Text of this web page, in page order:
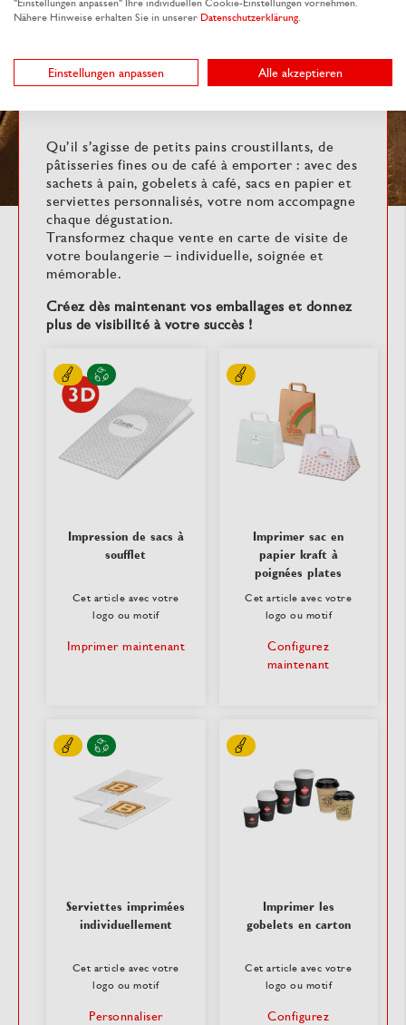
Vos produits de boulangerie méritent
plus qu’un emballage standard –
Qu’il s’agisse de petits pains croustillants, de
pâtisseries fines ou de café à emporter : avec des
sachets à pain, gobelets à café, sacs en papier et
serviettes personnalisés, votre nom accompagne
chaque dégustation.
Transformez chaque vente en carte de visite de
votre boulangerie – individuelle, soignée et
mémorable.
Créez dès maintenant vos emballages et donnez
plus de visibilité à votre succès !
Impression de sacs à
soufflet
Cet article avec votre
logo ou motif
Imprimer maintenant
Imprimer sac en
papier kraft à
poignées plates
Cet article avec votre
logo ou motif
Configurez
maintenant
Serviettes imprimées
individuellement
Cet article avec votre
logo ou motif
Personnaliser
Imprimer les
gobelets en carton
Cet article avec votre
logo ou motif
Configurez
"Einstellungen anpassen" Ihre individuellen Cookie-Einstellungen vornehmen.
Nähere Hinweise erhalten Sie in unserer Datenschutzerklärung.
Einstellungen anpassen Alle akzeptieren